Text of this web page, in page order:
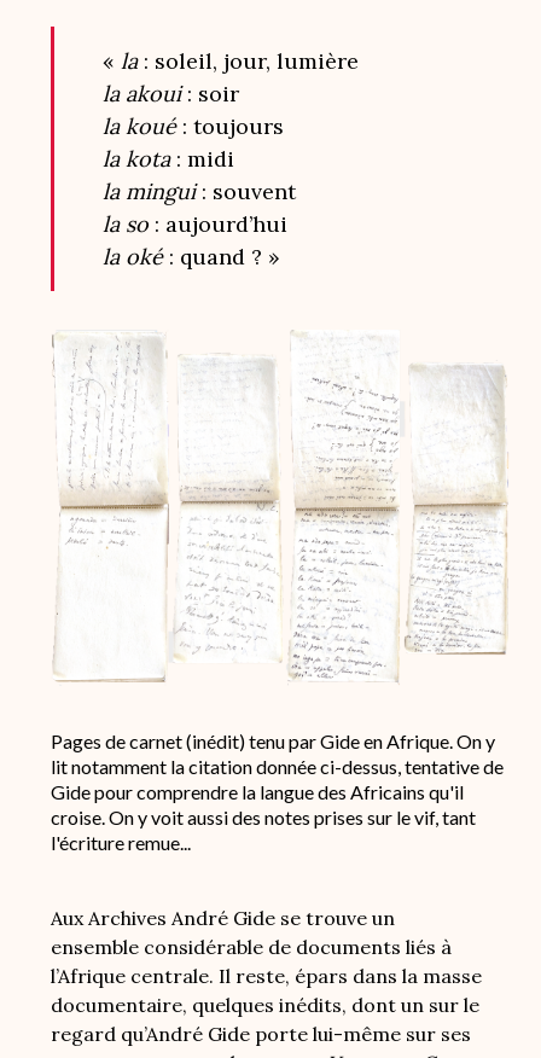
« la: soleil, jour, lumière
la akoui: soir
la koué : toujours
la kota: midi
la mingui: souvent
la so : aujourd’hui
la oké: quand ? »
Image
Pages de carnet (inédit) tenu par Gide en Afrique. On y
lit notamment la citation donnée ci-dessus, tentative de
Gide pour comprendre la langue des Africains qu'il
croise. On y voit aussi des notes prises sur le vif, tant
l'écriture remue...
Aux Archives André Gide se trouve un
ensemble considérable de documents liés à
l’Afrique centrale. Il reste, épars dans la masse
documentaire, quelques inédits, dont un sur le
regard qu’André Gide porte lui-même sur ses